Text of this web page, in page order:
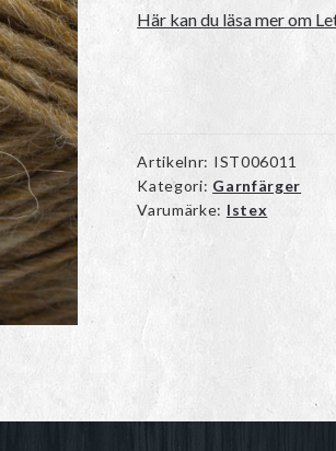
Här kan du läsa mer om
Artikelnr: IST006011
Kategori: Garnfärger
Varumärke: Istex